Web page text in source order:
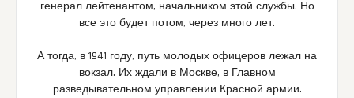
генерал-лейтенантом, начальником этой службы. Но
все это будет потом, через много лет.
А тогда, в 1941 году, путь молодых офицеров лежал на
вокзал. Их ждали в Москве, в Главном
разведывательном управлении Красной армии.